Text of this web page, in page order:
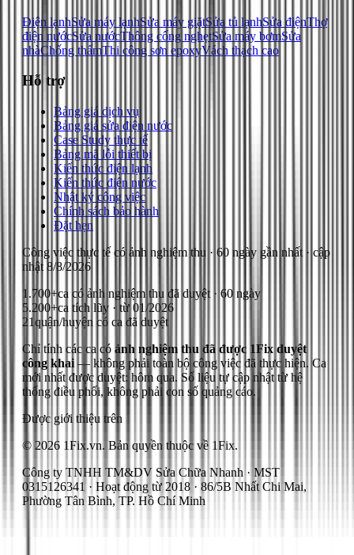
Điện lạnhSửa máy lạnhSửa máy giặtSửa tủ lạnhSửa điệnThợ
điện nướcSửa nướcThông cống nghẹtSửa máy bơmSửa
nhàChống thấmThi công sơn epoxyVách thạch cao
Hỗ trợ
Bảng giá dịch vụ
Bảng giá sửa điện nước
Case Study thực tế
Bảng mã lỗi thiết bị
Kiến thức điện lạnh
Kiến thức điện nước
Nhật ký công việc
Chính sách bảo hành
Đặt hẹn
Công việc thực tế có ảnh nghiệm thu · 60 ngày gần nhất · cập
nhật 8/8/2026
1.700+ca có ảnh nghiệm thu đã duyệt · 60 ngày
5.200+ca tích lũy · từ 01/2026
21quận/huyện có ca đã duyệt
Chỉ tính các ca có ảnh nghiệm thu đã được 1Fix duyệt
công khai — không phải toàn bộ công việc đã thực hiện. Ca
mới nhất được duyệt: hôm qua. Số liệu tự cập nhật từ hệ
thống điều phối, không phải con số quảng cáo.
Được giới thiệu trên
© 2026 1Fix.vn. Bản quyền thuộc về 1Fix.
Công ty TNHH TM&DV Sửa Chữa Nhanh · MST
0315126341 · Hoạt động từ 2018 · 86/5B Nhất Chi Mai,
Phường Tân Bình, TP. Hồ Chí Minh